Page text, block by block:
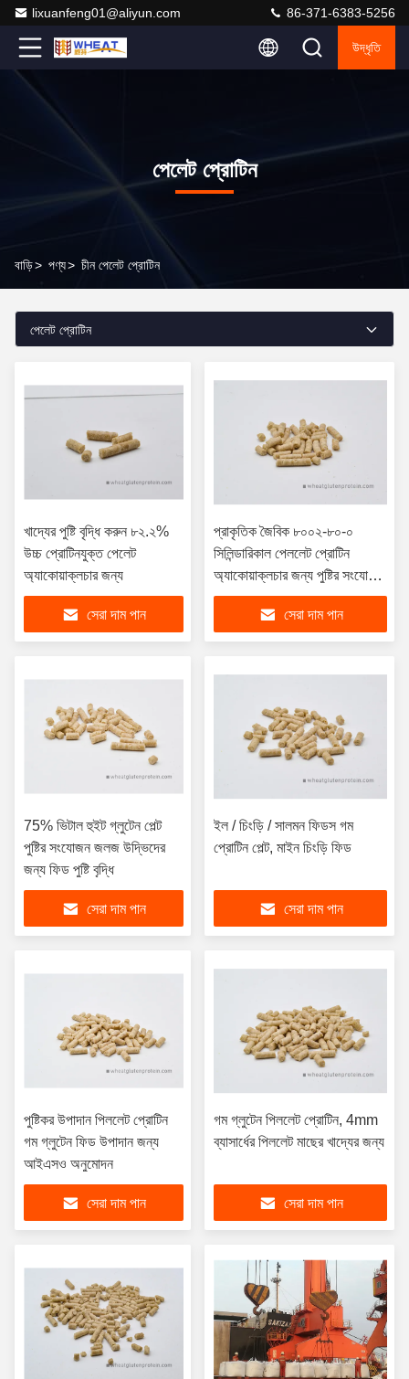
lixuanfeng01@aliyun.com 86-371-6383-5256
উদ্ধৃতি
পেলেট প্রোটিন
বাড়ি> পণ্য> চীন পেলেট প্রোটিন
পেলেট প্রোটিন
খাদ্যের পুষ্টি বৃদ্ধি করুন ৮২.২%
উচ্চ প্রোটিনযুক্ত পেলেট
অ্যাকোয়াক্লচার জন্য
সেরা দাম পান
প্রাকৃতিক জৈবিক ৮০০২-৮০-০
সিলিন্ডারিকাল পেললেট প্রোটিন
অ্যাকোয়াক্লচার জন্য পুষ্টির সংযোজন
হিসাবে
সেরা দাম পান
75% ভিটাল হুইট গ্লুটেন পেল্ট
পুষ্টির সংযোজন জলজ উদ্ভিদের
জন্য ফিড পুষ্টি বৃদ্ধি
সেরা দাম পান
ইল / চিংড়ি / সালমন ফিডস গম
প্রোটিন পেল্ট, মাইন চিংড়ি ফিড
সেরা দাম পান
পুষ্টিকর উপাদান পিললেট প্রোটিন
গম গ্লুটেন ফিড উপাদান জন্য
আইএসও অনুমোদন
সেরা দাম পান
গম গ্লুটেন পিললেট প্রোটিন, 4mm
ব্যাসার্ধের পিললেট মাছের খাদ্যের জন্য
সেরা দাম পান